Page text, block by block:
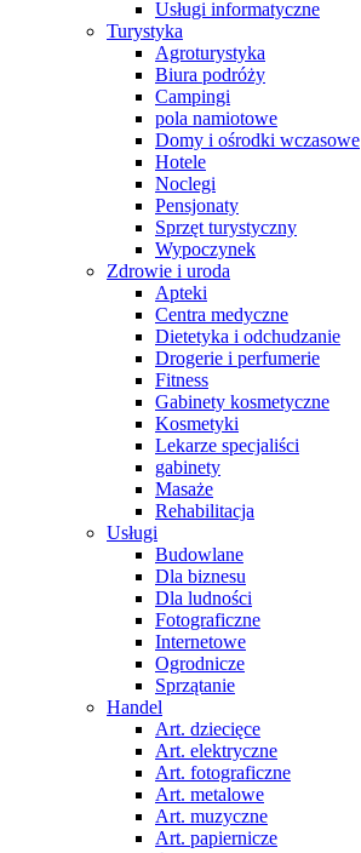
Usługi informatyczne
Turystyka
Agroturystyka
Biura podróży
Campingi
pola namiotowe
Domy i ośrodki wczasowe
Hotele
Noclegi
Pensjonaty
Sprzęt turystyczny
Wypoczynek
Zdrowie i uroda
Apteki
Centra medyczne
Dietetyka i odchudzanie
Drogerie i perfumerie
Fitness
Gabinety kosmetyczne
Kosmetyki
Lekarze specjaliści
gabinety
Masaże
Rehabilitacja
Usługi
Budowlane
Dla biznesu
Dla ludności
Fotograficzne
Internetowe
Ogrodnicze
Sprzątanie
Handel
Art. dziecięce
Art. elektryczne
Art. fotograficzne
Art. metalowe
Art. muzyczne
Art. papiernicze